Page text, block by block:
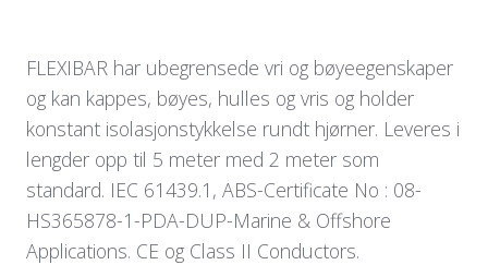
FLEXIBAR har ubegrensede vri og bøyeegenskaper
og kan kappes, bøyes, hulles og vris og holder
konstant isolasjonstykkelse rundt hjørner. Leveres i
lengder opp til 5 meter med 2 meter som
standard. IEC 61439.1, ABS-Certificate No : 08-
HS365878-1-PDA-DUP-Marine & Offshore
Applications. CE og Class II Conductors.